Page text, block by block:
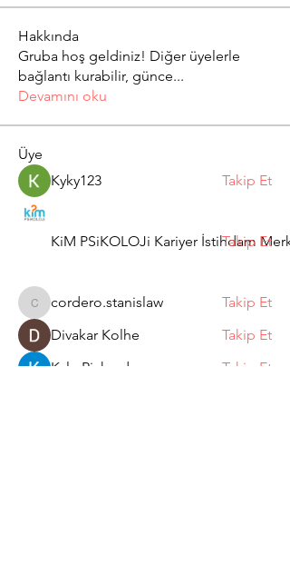
Hakkında
Gruba hoş geldiniz! Diğer üyelerle
bağlantı kurabilir, günce...
Devamını oku
Üye
Kyky123
Takip Et
KiM PSiKOLOJi Kariyer İstihdam
Takip Et
cordero.stanislaw
cordero.stanislaw
Takip Et
Divakar Kolhe
Takip Et
Kyle Richards
Takip Et